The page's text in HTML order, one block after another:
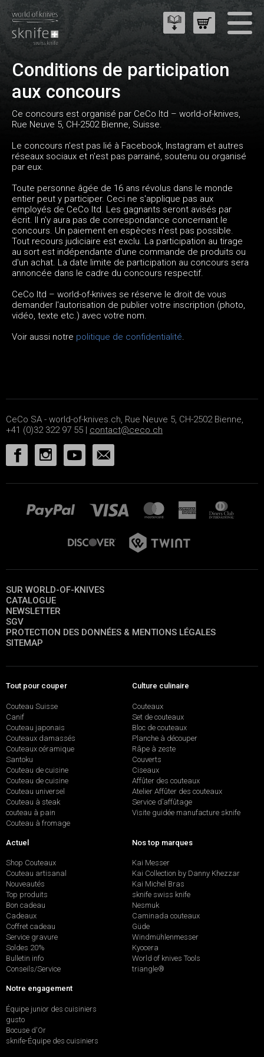
Conditions de participation
aux concours
Ce concours est organisé par CeCo ltd – world-of-knives,
Rue Neuve 5, CH-2502 Bienne, Suisse.
Le concours n'est pas lié à Facebook, Instagram et autres
réseaux sociaux et n'est pas parrainé, soutenu ou organisé
par eux.
Toute personne âgée de 16 ans révolus dans le monde
entier peut y participer. Ceci ne s'applique pas aux
employés de CeCo ltd. Les gagnants seront avisés par
écrit. Il n'y aura pas de correspondance concernant le
concours. Un paiement en espèces n'est pas possible.
Tout recours judiciaire est exclu. La participation au tirage
au sort est indépendante d'une commande de produits ou
d'un achat. La date limite de participation au concours sera
annoncée dans le cadre du concours respectif.
CeCo ltd – world-of-knives se réserve le droit de vous
demander l'autorisation de publier votre inscription (photo,
vidéo, texte etc.) avec votre nom.
Voir aussi notre politique de confidentialité.
CeCo SA - world-of-knives.ch, Rue Neuve 5, CH-2502 Bienne,
+41 (0)32 322 97 55 | contact@ceco.ch
SUR WORLD-OF-KNIVES
CATALOGUE
NEWSLETTER
SGV
PROTECTION DES DONNÉES & MENTIONS LÉGALES
SITEMAP
Tout pour couper
Couteau Suisse
Canif
Couteau japonais
Couteaux damassés
Couteaux céramique
Santoku
Couteau de cuisine
Couteau de cuisine
Couteau universel
Couteau à steak
couteau à pain
Couteau à fromage
Culture culinaire
Couteaux
Set de couteaux
Bloc de couteaux
Planche à découper
Râpe à zeste
Couverts
Ciseaux
Affûter des couteaux
Atelier Affûter des couteaux
Service d’affûtage
Visite guidée manufacture sknife
Actuel
Shop Couteaux
Couteau artisanal
Nouveautés
Top produits
Bon cadeau
Cadeaux
Coffret cadeau
Service gravure
Soldes 20%
Bulletin info
Conseils/Service
Nos top marques
Kai Messer
Kai Collection by Danny Khezzar
Kai Michel Bras
sknife swiss knife
Nesmuk
Caminada couteaux
Güde
Windmühlenmesser
Kyocera
World of knives Tools
triangle®
Notre engagement
Équipe junior des cuisiniers
gusto
Bocuse d'Or
sknife-Équipe des cuisiniers